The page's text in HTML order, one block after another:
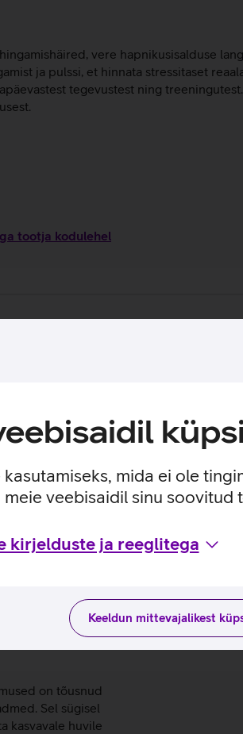
mida ei ole
veebisaidil sinu soovitud
kirjelduste ja reeglitega
Keeldun mittevajalikest
vere hapnikusisalduse
ja pulssi, et hinnata stressitaset
tegevustest ning treeningutest.
tootja kodulehel
on tõusnud
Sel sügisel
kasvavale huvile